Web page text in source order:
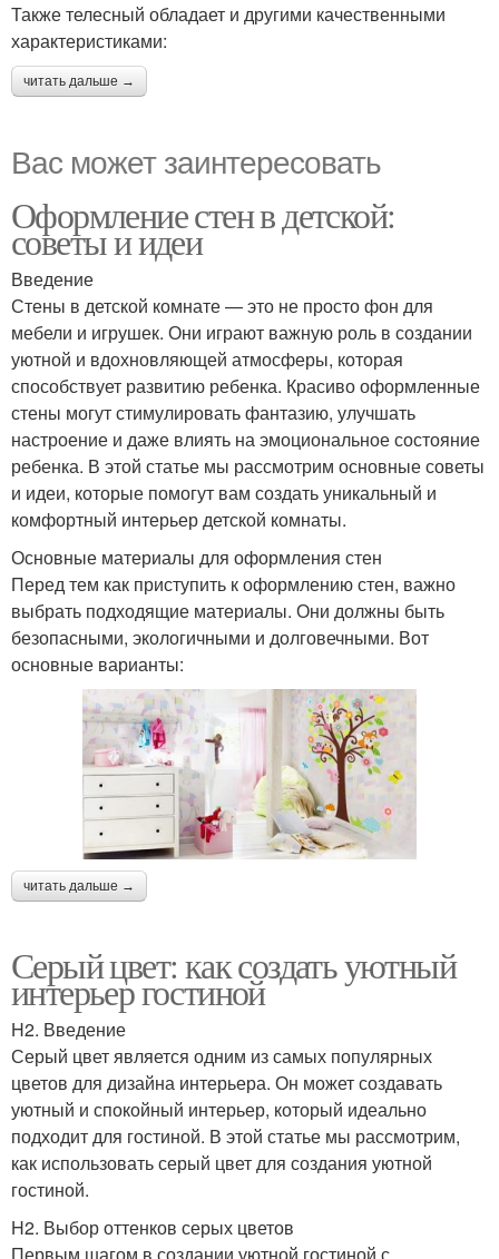
Также телесный обладает и другими качественными
характеристиками:
читать дальше →
Вас может заинтересовать
Оформление стен в детской:
советы и идеи
Введение
Стены в детской комнате — это не просто фон для
мебели и игрушек. Они играют важную роль в создании
уютной и вдохновляющей атмосферы, которая
способствует развитию ребенка. Красиво оформленные
стены могут стимулировать фантазию, улучшать
настроение и даже влиять на эмоциональное состояние
ребенка. В этой статье мы рассмотрим основные советы
и идеи, которые помогут вам создать уникальный и
комфортный интерьер детской комнаты.
Основные материалы для оформления стен
Перед тем как приступить к оформлению стен, важно
выбрать подходящие материалы. Они должны быть
безопасными, экологичными и долговечными. Вот
основные варианты:
читать дальше →
Серый цвет: как создать уютный
интерьер гостиной
H2. Введение
Серый цвет является одним из самых популярных
цветов для дизайна интерьера. Он может создавать
уютный и спокойный интерьер, который идеально
подходит для гостиной. В этой статье мы рассмотрим,
как использовать серый цвет для создания уютной
гостиной.
H2. Выбор оттенков серых цветов
Первым шагом в создании уютной гостиной с